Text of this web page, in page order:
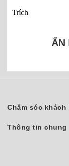
Trích
ẤN
Chăm sóc khách
Thông tin chung